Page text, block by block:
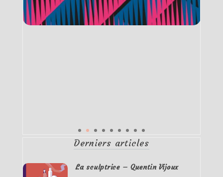
Derniers articles
La sculptrice – Quentin Vijoux